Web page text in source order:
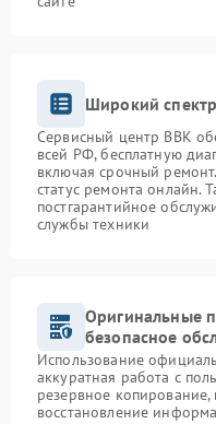
Широкий
Сервисный центр BBK
всей РФ, бесплатную
включая срочный
статус ремонта онлайн.
постгарантийное
службы техники
Оригинальные
безопасное
Использование
аккуратная работа с
резервное
восстановление